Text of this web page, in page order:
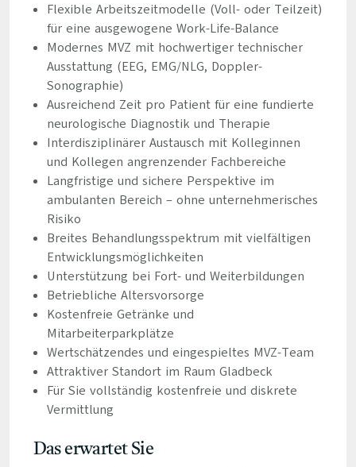
Flexible Arbeitszeitmodelle (Voll- oder Teilzeit)
für eine ausgewogene Work-Life-Balance
Modernes MVZ mit hochwertiger technischer
Ausstattung (EEG, EMG/NLG, Doppler-
Sonographie)
Ausreichend Zeit pro Patient für eine fundierte
neurologische Diagnostik und Therapie
Interdisziplinärer Austausch mit Kolleginnen
und Kollegen angrenzender Fachbereiche
Langfristige und sichere Perspektive im
ambulanten Bereich – ohne unternehmerisches
Risiko
Breites Behandlungsspektrum mit vielfältigen
Entwicklungsmöglichkeiten
Unterstützung bei Fort- und Weiterbildungen
Betriebliche Altersvorsorge
Kostenfreie Getränke und
Mitarbeiterparkplätze
Wertschätzendes und eingespieltes MVZ-Team
Attraktiver Standort im Raum Gladbeck
Für Sie vollständig kostenfreie und diskrete
Vermittlung
Das erwartet Sie